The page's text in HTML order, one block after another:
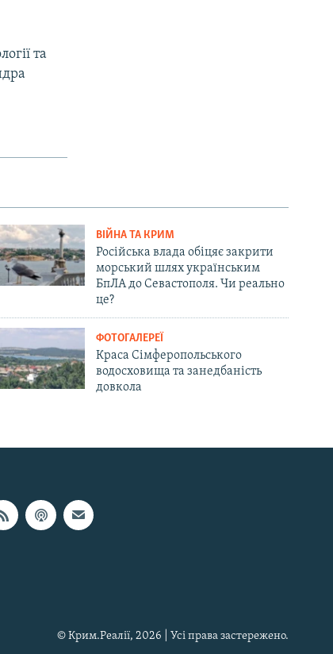
та
ВІЙНА ТА КРИМ
Російська влада обіцяє закрити
морський шлях українським
БпЛА до Севастополя. Чи реально
це?
ФОТОГАЛЕРЕЇ
Краса Сімферопольського
водосховища та занедбаність
довкола
© Крим.Реалії, 2026 | Усі права застережено.